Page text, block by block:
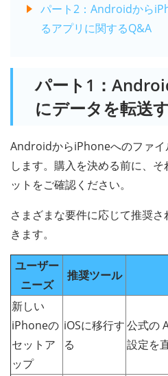
パート2：Androidから
るアプリに関するQ&A
パート1：
にデータを転送
AndroidからiPhoneへのファイ
します。購入を決める前に、
ットをご確認ください。
さまざまな要件に応じて推奨
きます。
ユーザー
ニーズ
推奨ツール
新しい
iPhoneの
セットア
ップ
iOSに移行す
る
公式の
設定を